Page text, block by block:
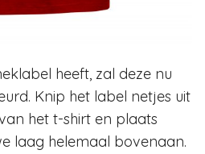
heeft, zal deze nu
Knip het label netjes uit
het t-shirt en plaats
laag helemaal bovenaan.